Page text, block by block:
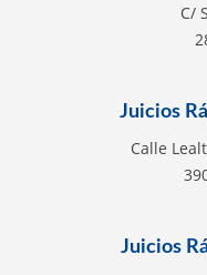
C/
Juicios
Calle
Juicios